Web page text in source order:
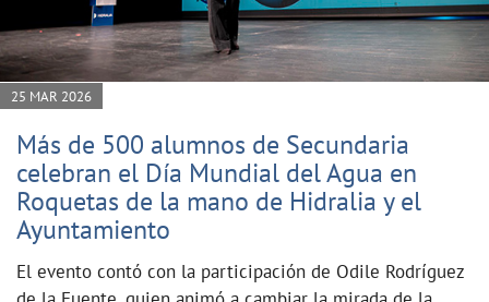
25 MAR 2026
Más de 500 alumnos de Secundaria
celebran el Día Mundial del Agua en
Roquetas de la mano de Hidralia y el
Ayuntamiento
El evento contó con la participación de Odile Rodríguez